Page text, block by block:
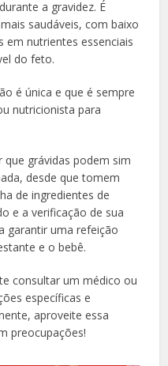
a gravidez. É
saudáveis, com baixo
em nutrientes essenciais
do feto.
é única e que é sempre
nutricionista para
grávidas podem sim
desde que tomem
de ingredientes de
e a verificação de sua
garantir uma refeição
e o bebê.
consultar um médico ou
específicas e
aproveite essa
preocupações!